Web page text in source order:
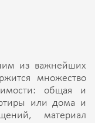
из важнейших
множество
общая и
или дома и
материал